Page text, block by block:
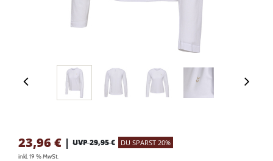
23,96 € | UVP 29,95 € DU SPARST 20%
inkl. 19 % MwSt.